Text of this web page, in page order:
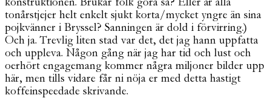
tonårstjejer helt enkelt sjukt korta/mycket yngre än sina
pojkvänner i Bryssel? Sanningen är dold i förvirring.)
Och ja. Trevlig liten stad var det, det jag hann uppfatta
och uppleva. Någon gång när jag har tid och lust och
oerhört engagemang kommer några miljoner bilder upp
här, men tills vidare får ni nöja er med detta hastigt
koffeinspeedade skrivande.